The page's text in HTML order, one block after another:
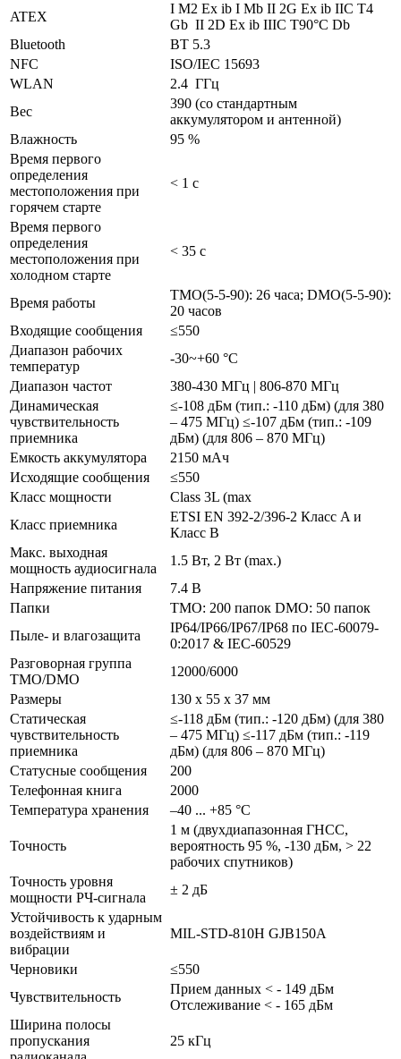
ATEX
I M2 Ex ib I Mb II 2G Ex ib IIC T4
Gb II 2D Ex ib IIIC T90°C Db
Bluetooth
BT 5.3
NFC
ISO/IEC 15693
WLAN
2.4 ГГц
Вес
390 (со стандартным
аккумулятором и антенной)
Влажность
95 %
Время первого
определения
местоположения при
горячем старте
< 1 с
Время первого
определения
местоположения при
холодном старте
< 35 c
Время работы
TMO(5-5-90): 26 часа; DMO(5-5-90):
20 часов
Входящие сообщения
≤550
Диапазон рабочих
температур
-30~+60 °C
Диапазон частот
380-430 МГц | 806-870 МГц
Динамическая
чувствительность
приемника
≤-108 дБм (тип.: -110 дБм) (для 380
– 475 МГц) ≤-107 дБм (тип.: -109
дБм) (для 806 – 870 МГц)
Емкость аккумулятора
2150 мАч
Исходящие сообщения
≤550
Класс мощности
Class 3L (max
Класс приемника
ETSI EN 392-2/396-2 Класс A и
Класс B
Макс. выходная
мощность аудиосигнала
1.5 Вт, 2 Вт (max.)
Напряжение питания
7.4 В
Папки
TMO: 200 папок DMO: 50 папок
Пыле- и влагозащита
IP64/IP66/IP67/IP68 по IEC-60079-
0:2017 & IEC-60529
Разговорная группа
TMO/DMO
12000/6000
Размеры
130 х 55 х 37 мм
Статическая
чувствительность
приемника
≤-118 дБм (тип.: -120 дБм) (для 380
– 475 МГц) ≤-117 дБм (тип.: -119
дБм) (для 806 – 870 МГц)
Статусные сообщения
200
Телефонная книга
2000
Температура хранения
–40 ... +85 °C
Точность
1 м (двухдиапазонная ГНСС,
вероятность 95 %, -130 дБм, > 22
рабочих спутников)
Точность уровня
мощности РЧ-сигнала
± 2 дБ
Устойчивость к ударным
воздействиям и
вибрации
MIL-STD-810H GJB150A
Черновики
≤550
Чувствительность
Прием данных < - 149 дБм
Отслеживание < - 165 дБм
Ширина полосы
пропускания
25 кГц